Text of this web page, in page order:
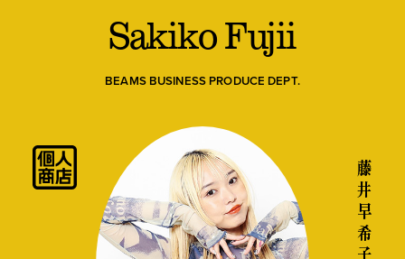
Sakiko Fujii
BEAMS BUSINESS PRODUCE DEPT.
藤井 早希子
私の偏愛話、聞いていってくれませんか？